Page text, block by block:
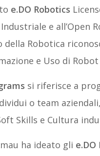
e.DO Robotics
e all’Open
della Robotica
e Uso di
si riferisce a
o team
Skills e Cultura
ha ideato gli e.DO